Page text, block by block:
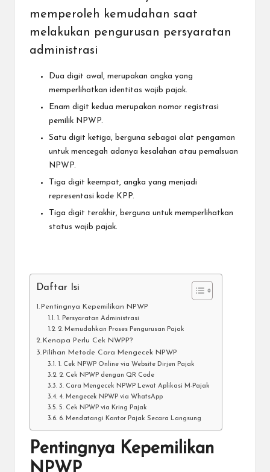
memperoleh kemudahan saat
melakukan pengurusan persyaratan
administrasi
Dua digit awal, merupakan angka yang
memperlihatkan identitas wajib pajak.
Enam digit kedua merupakan nomor registrasi
pemilik NPWP.
Satu digit ketiga, berguna sebagai alat pengaman
untuk mencegah adanya kesalahan atau pemalsuan
NPWP.
Tiga digit keempat, angka yang menjadi
representasi kode KPP.
Tiga digit terakhir, berguna untuk memperlihatkan
status wajib pajak.
Daftar Isi
Pentingnya Kepemilikan NPWP
1. Persyaratan Administrasi
2. Memudahkan Proses Pengurusan Pajak
Kenapa Perlu Cek NWPP?
Pilihan Metode Cara Mengecek NPWP
1. Cek NPWP Online via Website Dirjen Pajak
2. Cek NPWP dengan QR Code
3. Cara Mengecek NPWP Lewat Aplikasi M-Pajak
4. Mengecek NPWP via WhatsApp
5. Cek NPWP via Kring Pajak
6. Mendatangi Kantor Pajak Secara Langsung
Pentingnya Kepemilikan